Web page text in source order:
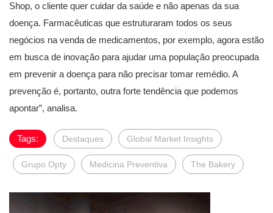
Shop, o cliente quer cuidar da saúde e não apenas da sua
doença. Farmacêuticas que estruturaram todos os seus
negócios na venda de medicamentos, por exemplo, agora estão
em busca de inovação para ajudar uma população preocupada
em prevenir a doença para não precisar tomar remédio. A
prevenção é, portanto, outra forte tendência que podemos
apontar”, analisa.
Tags: Destaques Global Market Insights
Grupo Opty Medicina Preventiva The Bakery